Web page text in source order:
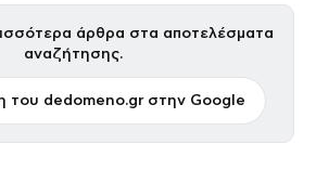
άρθρα στα αποτελέσματα
αναζήτησης.
του dedomeno.gr στην Google